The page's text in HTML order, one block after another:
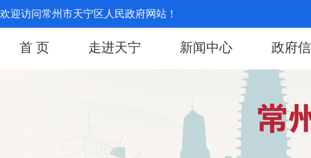
欢迎访问常州市天宁区人民政府网站！
首 页 走进天宁 新闻中心 政府